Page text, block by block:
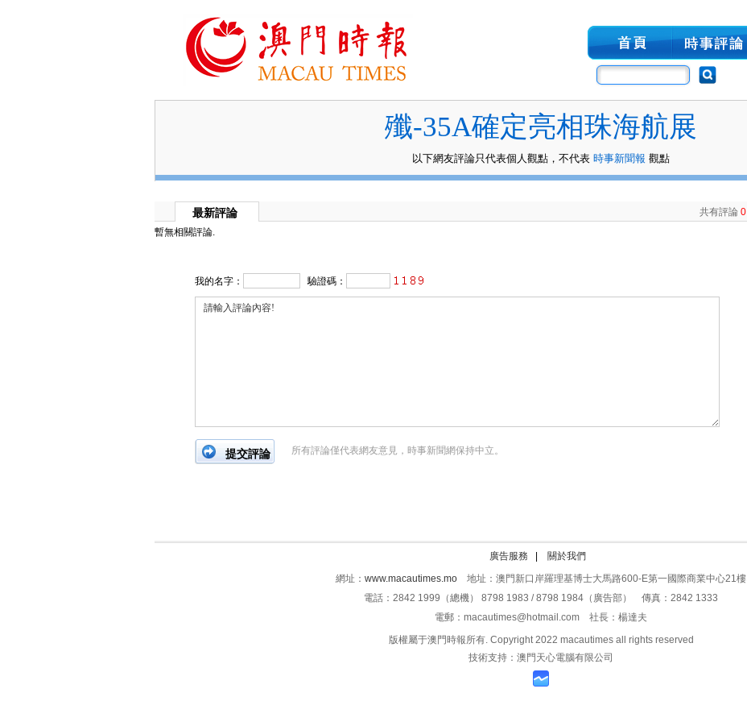
殲-35A確定亮相珠海航展
以下網友評論只代表個人觀點，不代表 時事新聞報 觀點
最新評論 共有評論 0
暫無相關評論.
我的名字： 驗證碼：
所有評論僅代表網友意見，時事新聞網保持中立。
廣告服務
關於我們
網址： www.macautimes.mo 地址：澳門新口岸羅理基博士大馬路600-E第一國際商業中心21樓
電話：2842 1999（總機） 8798 1983 / 8798 1984（廣告部） 傳真：2842 1333
電郵：macautimes@hotmail.com 社長：楊達夫
版權屬于澳門時報所有. Copyright 2022 macautimes all rights reserved
技術支持：澳門天心電腦有限公司